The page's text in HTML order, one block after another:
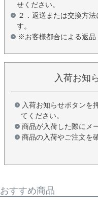
せください。
２．返送または交換方
す。
※お客様都合による返品
入荷お知
入荷お知らせボタンを
てください。
商品が入荷した際にメ
商品の入荷やご注文を
おすすめ商品